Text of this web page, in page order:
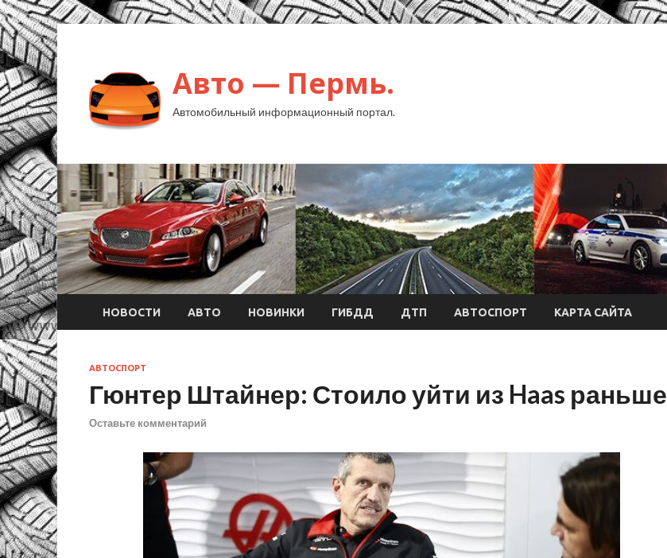
Авто — Пермь.
Автомобильный информационный портал.
НОВОСТИ АВТО НОВИНКИ ГИБДД ДТП АВТОСПОРТ КАРТА САЙТА
АВТОСПОРТ
Гюнтер Штайнер: Стоило уйти из Haas раньше
Оставьте комментарий